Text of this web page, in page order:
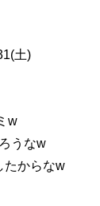
土)
w
うなw
たからなw